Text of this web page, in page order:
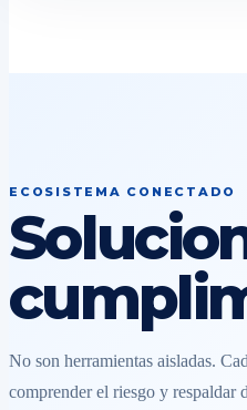
ECOSISTEMA CONECTADO
No son herramientas aisladas.
comprender el riesgo y respaldar